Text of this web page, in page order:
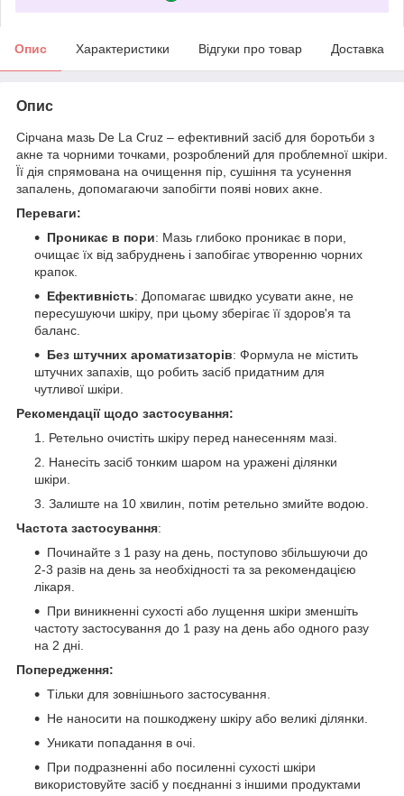
Опис Характеристики Відгуки про товар Доставка
Опис
Сірчана мазь De La Cruz – ефективний засіб для боротьби з
акне та чорними точками, розроблений для проблемної шкіри.
Її дія спрямована на очищення пір, сушіння та усунення
запалень, допомагаючи запобігти появі нових акне.
Переваги:
Проникає в пори: Мазь глибоко проникає в пори,
очищає їх від забруднень і запобігає утворенню чорних
крапок.
Ефективність: Допомагає швидко усувати акне, не
пересушуючи шкіру, при цьому зберігає її здоров'я та
баланс.
Без штучних ароматизаторів: Формула не містить
штучних запахів, що робить засіб придатним для
чутливої ​​шкіри.
Рекомендації щодо застосування:
Ретельно очистіть шкіру перед нанесенням мазі.
Нанесіть засіб тонким шаром на уражені ділянки
шкіри.
Залиште на 10 хвилин, потім ретельно змийте водою.
Частота застосування:
Починайте з 1 разу на день, поступово збільшуючи до
2-3 разів на день за необхідності та за рекомендацією
лікаря.
При виникненні сухості або лущення шкіри зменшіть
частоту застосування до 1 разу на день або одного разу
на 2 дні.
Попередження:
Тільки для зовнішнього застосування.
Не наносити на пошкоджену шкіру або великі ділянки.
Уникати попадання в очі.
При подразненні або посиленні сухості шкіри
використовуйте засіб у поєднанні з іншими продуктами